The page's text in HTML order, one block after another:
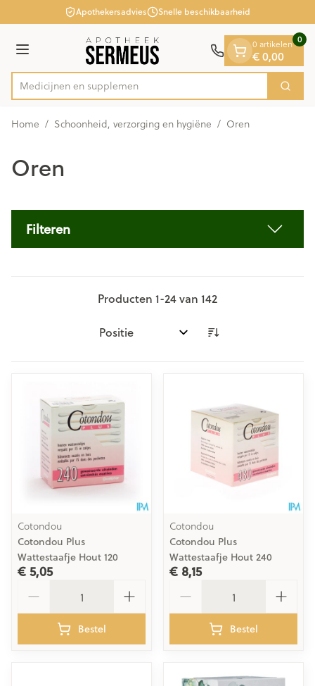
Ga naar de inhoudApothekersadvies Snelle beschikbaarheid
Menu
Product, merk, categorie...
Med Zoek
0 artikelen
€ 0,00
0
Home / Schoonheid, verzorging en hygiëne / Oren
Oren
Filteren
Producten 1-24van 142
Sorteer op:
Cotondou
Cotondou Plus
Wattestaafje Hout 120
€ 5,05
Bestel
Cotondou
Cotondou Plus
Wattestaafje Hout 240
€ 8,15
Bestel